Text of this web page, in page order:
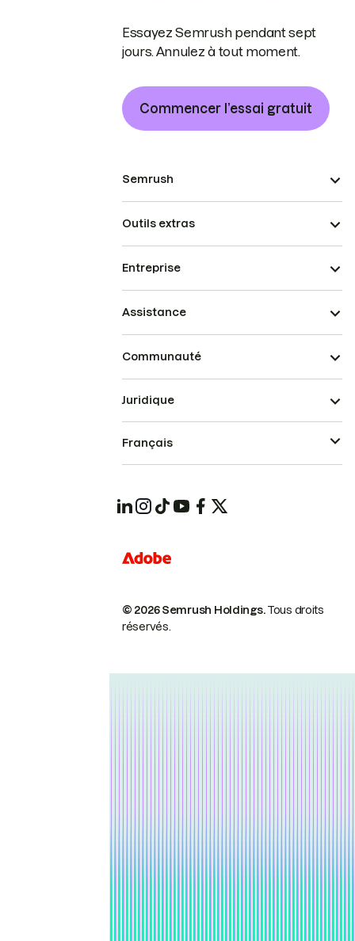
Essayez Semrush pendant sept
jours. Annulez à tout moment.
Commencer l’essai gratuit
Semrush
Outils extras
Entreprise
Assistance
Communauté
© 2026 Semrush Holdings.Tous droits
réservés.
Juridique
Français